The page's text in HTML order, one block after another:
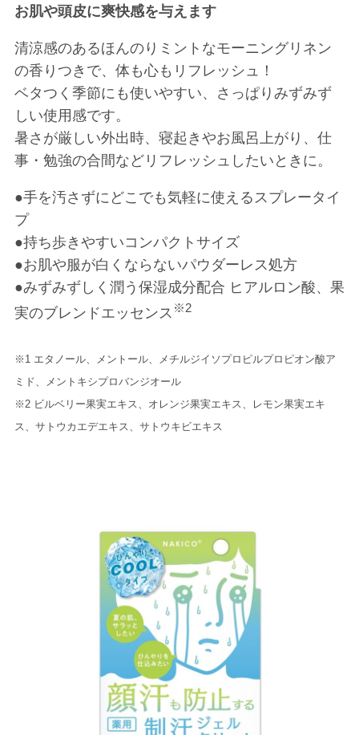
お肌や頭皮に爽快感を与えます
清涼感のあるほんのりミントなモーニングリネン
の香りつきで、体も心もリフレッシュ！
ベタつく季節にも使いやすい、さっぱりみずみず
しい使用感です。
暑さが厳しい外出時、寝起きやお風呂上がり、仕
事・勉強の合間などリフレッシュしたいときに。
●手を汚さずにどこでも気軽に使えるスプレータイ
プ
●持ち歩きやすいコンパクトサイズ
●お肌や服が白くならないパウダーレス処方
●みずみずしく潤う保湿成分配合 ヒアルロン酸、果
実のブレンドエッセンス ※2
※1 エタノール、メントール、メチルジイソプロピルプロピオン酸ア
ミド、メントキシプロバンジオール
※2 ビルベリー果実エキス、オレンジ果実エキス、レモン果実エキ
ス、サトウカエデエキス、サトウキビエキス